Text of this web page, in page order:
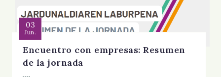
03
Jun.
Encuentro con empresas: Resumen
de la jornada